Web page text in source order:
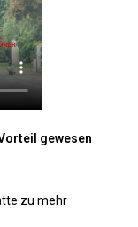
gewesen
zu mehr